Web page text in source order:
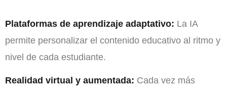
Plataformas de aprendizaje adaptativo: La IA
permite personalizar el contenido educativo al ritmo y
nivel de cada estudiante.
Realidad virtual y aumentada: Cada vez más